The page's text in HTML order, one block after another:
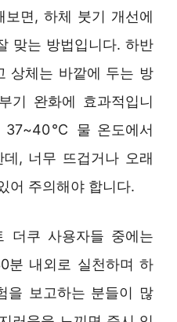
면, 하체 붓기 개선에
맞는 방법입니다. 하반
상체는 바깥에 두는 방
기 완화에 효과적입니
37~40℃ 물 온도에서
, 너무 뜨겁거나 오래
어 주의해야 합니다.
더쿠 사용자들 중에는
분 내외로 실천하며 하
을 보고하는 분들이 많